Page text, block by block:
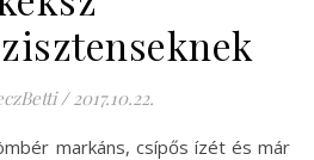
/ 2017.10.22.